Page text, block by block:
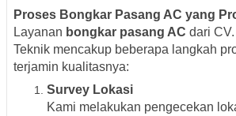
Proses Bongkar Pasang AC yang
Layanan bongkar pasang AC dari
Teknik mencakup beberapa langkah
terjamin kualitasnya:
Survey Lokasi
Kami melakukan pengecekan